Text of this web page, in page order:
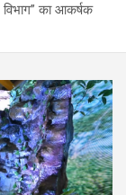
का आकर्षक